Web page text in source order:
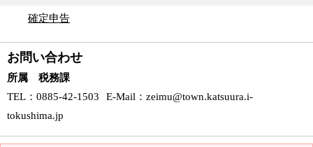
確定申告
お問い合わせ
所属 税務課
TEL ：0885-42-1503 E-Mail ： zeimu@town.katsuura.i-
tokushima.jp